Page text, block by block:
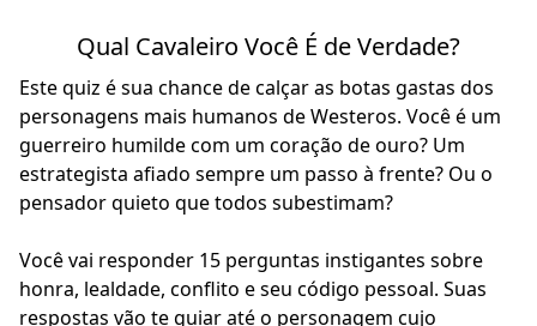
Qual Cavaleiro Você É de Verdade?
Este quiz é sua chance de calçar as botas gastas dos
personagens mais humanos de Westeros. Você é um
guerreiro humilde com um coração de ouro? Um
estrategista afiado sempre um passo à frente? Ou o
pensador quieto que todos subestimam?
Você vai responder 15 perguntas instigantes sobre
honra, lealdade, conflito e seu código pessoal. Suas
respostas vão te guiar até o personagem cujo